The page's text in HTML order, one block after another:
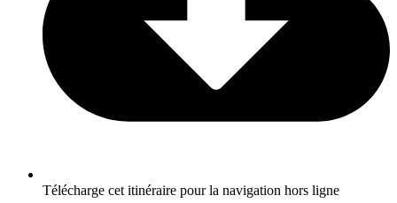
Télécharge cet itinéraire pour la navigation hors ligne